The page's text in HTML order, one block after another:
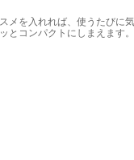
メを入れれば、使うたびに
とコンパクトにしまえます。